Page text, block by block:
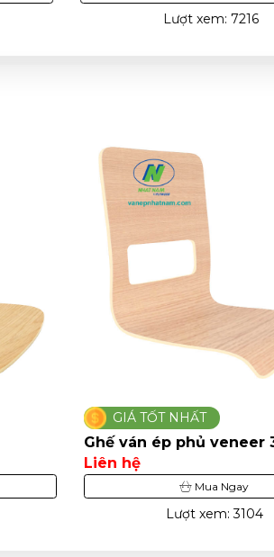
Lượt xem: 2953
GIÁ TỐT NHẤT
Ghế uốn cong phủ
Liên hệ
Mua Ngay
Lượt xem: 3447